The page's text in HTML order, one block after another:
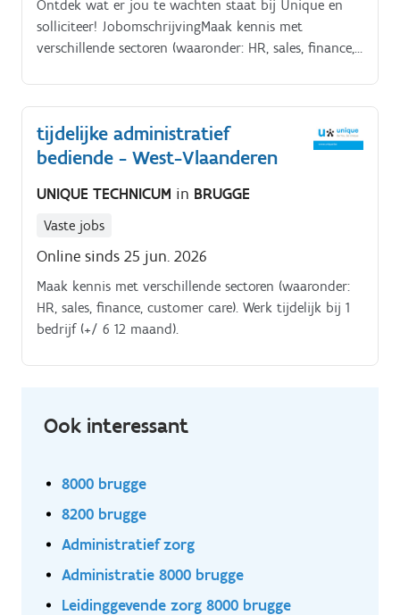
Ontdek wat er jou te wachten staat bij Unique en
solliciteer! JobomschrijvingMaak kennis met
verschillende sectoren (waaronder: HR, sales, finance,
tijdelijke administratief
bediende - West-Vlaanderen
UNIQUE TECHNICUM in BRUGGE
Vaste jobs
Online sinds 25 jun. 2026
Maak kennis met verschillende sectoren (waaronder:
HR, sales, finance, customer care). Werk tijdelijk bij 1
bedrijf (+/ 6 12 maand).
Ook interessant
8000 brugge
8200 brugge
Administratief zorg
Administratie 8000 brugge
Leidinggevende zorg 8000 brugge